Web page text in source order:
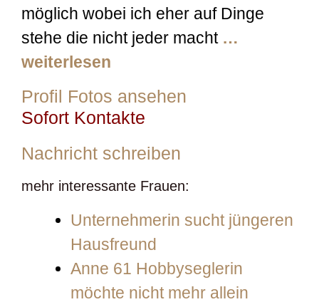
möglich wobei ich eher auf Dinge
stehe die nicht jeder macht …
weiterlesen
Profil Fotos ansehen
Sofort Kontakte
Nachricht schreiben
mehr interessante Frauen:
Unternehmerin sucht jüngeren
Hausfreund
Anne 61 Hobbyseglerin
möchte nicht mehr allein